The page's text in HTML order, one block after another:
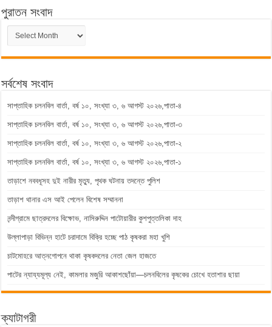
পুরাতন সংবাদ
পুরাতন
সংবাদ
সর্বশেষ সংবাদ
সাপ্তাহিক চলনবিল বার্তা, বর্ষ ১০, সংখ্যা ৩, ৬ আগস্ট ২০২৬,পাতা-৪
সাপ্তাহিক চলনবিল বার্তা, বর্ষ ১০, সংখ্যা ৩, ৬ আগস্ট ২০২৬,পাতা-৩
সাপ্তাহিক চলনবিল বার্তা, বর্ষ ১০, সংখ্যা ৩, ৬ আগস্ট ২০২৬,পাতা-২
সাপ্তাহিক চলনবিল বার্তা, বর্ষ ১০, সংখ্যা ৩, ৬ আগস্ট ২০২৬,পাতা-১
তাড়াশে নববধূসহ দুই নারীর মৃত্যু, পৃথক ঘটনায় তদন্তে পুলিশ
তাড়াশ থানার এস আই পেলেন বিশেষ সম্মাননা
নন্দীগ্রামে ছাত্রদলের বিক্ষোভ, নাসিরুদ্দিন পাটোয়ারীর কুশপুত্তলিকা দাহ
উল্লাপাড়া বিভিন্ন হাটে চরাদামে বিক্রি হচ্ছে পাঠ কৃষকরা মহা খুশি
চাটমোহরে আত্নগোপনে থাকা কৃষকদলের নেতা জেল হাজতে
পাটের ন্যায্যমূল্য নেই, কামলার মজুরি আকাশছোঁয়া—চলনবিলের কৃষকের চোখে হতাশার ছায়া
ক্যাটাগরী